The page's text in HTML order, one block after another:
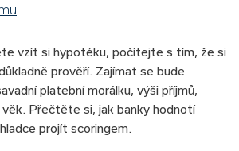
vzít si hypotéku, počítejte s tím, že si
prověří. Zajímat se bude
platební morálku, výši příjmů,
Přečtěte si, jak banky hodnotí
projít scoringem.